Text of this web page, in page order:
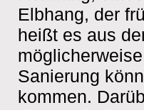
Elbhang, der
heißt es aus
Sanierung
kommen.